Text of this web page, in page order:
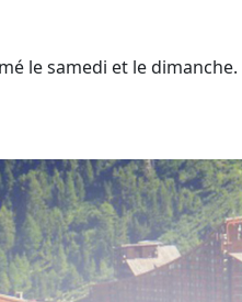
le samedi et le dimanche.